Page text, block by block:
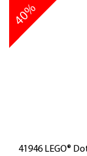
41946 LEGO®
40%